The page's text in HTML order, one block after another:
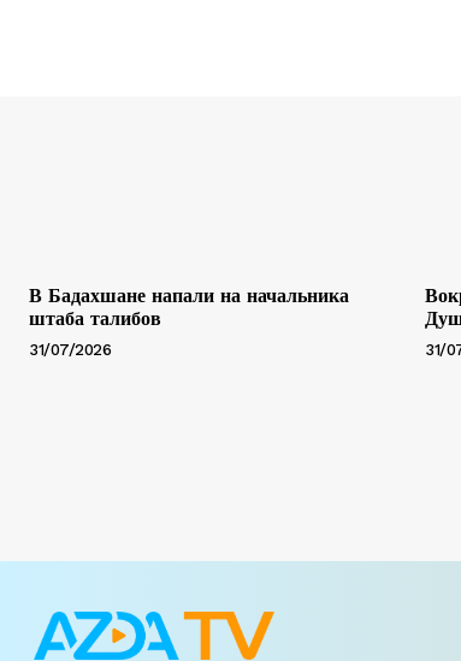
В Бадахшане напали на начальника
штаба талибов
31/07/2026 31/